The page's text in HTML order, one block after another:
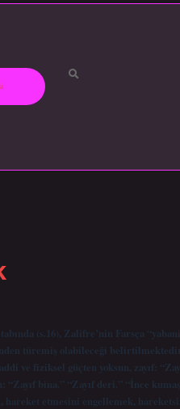
(s.16), Zalifre’nin Farsça
türemiş olabileceği
fiziksel güçten yoksun, zayıf:
bina.” “Zayıf deri.” “İnce
etmesini engellemek,